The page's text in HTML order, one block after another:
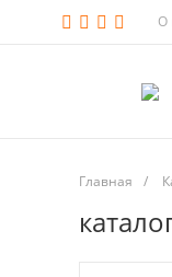
О
Главная /